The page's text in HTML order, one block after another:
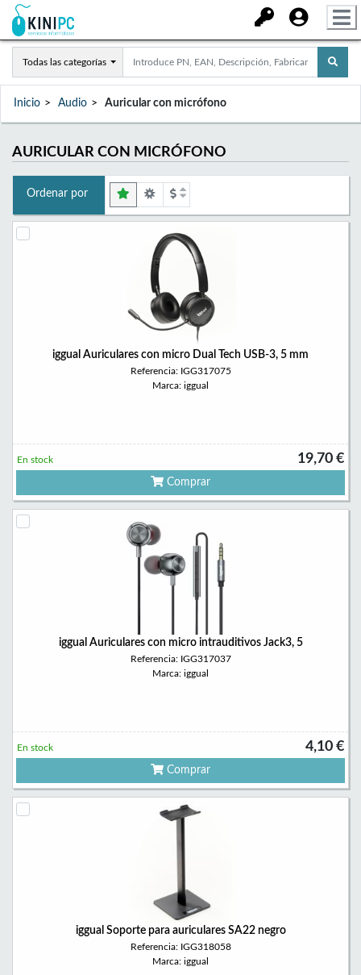
Todas las categorías
Inicio Audio Auricular con micrófono
AURICULAR CON MICRÓFONO
Ordenar por
iggual Auriculares con micro Dual Tech USB-3, 5 mm
Referencia: IGG317075
Marca: iggual
19,70 €
En stock
Comprar
iggual Auriculares con micro intrauditivos Jack3, 5
Referencia: IGG317037
Marca: iggual
4,10 €
En stock
Comprar
iggual Soporte para auriculares SA22 negro
Referencia: IGG318058
Marca: iggual